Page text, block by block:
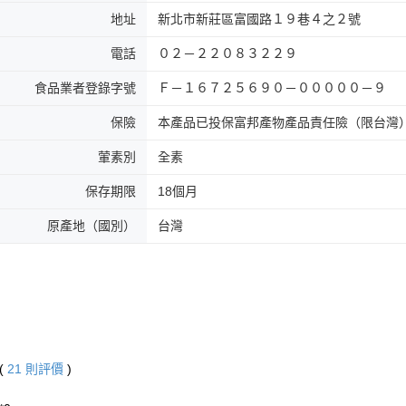
地址 新北市新莊區富國路１９巷４之２號
電話 ０２－２２０８３２２９
食品業者登錄字號 Ｆ－１６７２５６９０－０００００－９
保險 本產品已投保富邦產物產品責任險（限台灣）
葷素別 全素
保存期限 18個月
原產地（國別） 台灣
( 21 則評價 )